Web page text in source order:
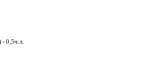
- 0,5ч.л.